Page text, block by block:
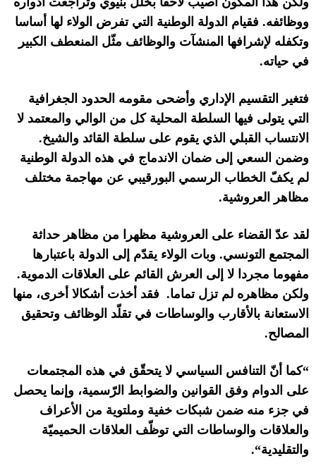
ووظائفه. فقيام الدولة الوطنية التي تفرض الولاء لها أساسا
وتكفله لإشرافها المنشآت والوظائف مثّل المنعطف الكبير
في حياته.
فتغير التقسيم الإداري وأضحى مقومه الحدود الجغرافية
التي يتولى فيها السلطة المحلية كل من الوالي والمعتمد لا
الانتساب القبلي الذي يقوم على سلطة القائد والشيخ.
وضمن السعي إلى ضمان الاندماج في هذه الدولة الوطنية
لم يكفّ الخطاب الرسمي البورقيبي عن مهاجمة مختلف
مظاهر العروشية.
لقد عدّ القضاء على العروشية مظهرا من مظاهر حداثة
المجتمع التونسي. وبات الولاء يقدّم إلى الدولة باعتبارها
مفهوما مجردا لا إلى العرش القائم على العلاقات الدموية.
ولكن مظاهره لم تزل تماما. فقد أخذت أشكالا أخرى، منها
الاستعانة بالأقارب والوساطات في تقلّد الوظائف وتحقيق
المصالح.
“كما أنّ التنافس السياسي لا يتحقّق في هذه المجتمعات
على الدوام وفق القوانين والضوابط الرّسمية، وإنما يحصل
في جزء منه ضمن شبكات خفية وملتوية من الأعراف
والعلاقات والوساطات التي توظّف العلاقات الحميميّة
والتقليدية“.